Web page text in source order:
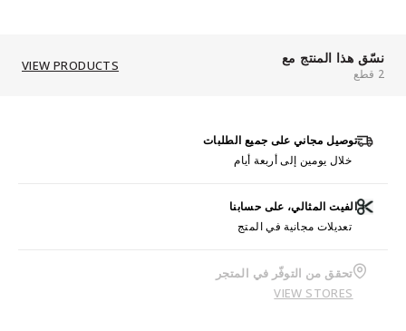
نسّق هذا المنتج مع
2 قطع
VIEW PRODUCTS
توصيل مجاني على جميع الطلبات
خلال يومين إلى أربعة أيام
الفيت المثالي، على حسابنا
تعديلات مجانية في المتج
تحقق من التوفّر في المتجر
VIEW STORES